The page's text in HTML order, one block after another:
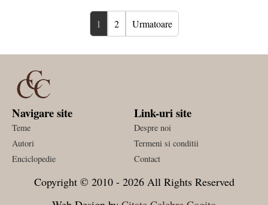
1 2 Urmatoare
Navigare site
Teme
Autori
Enciclopedie
Link-uri site
Despre noi
Termeni si conditii
Contact
Copyright © 2010 - 2026 All Rights Reserved